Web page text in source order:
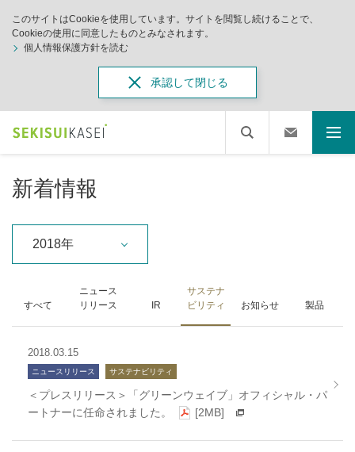
このサイトはCookieを使用しています。サイトを閲覧し続けることで、
Cookieの使用に同意したものとみなされます。
個人情報保護方針を読む
承認して閉じる
新着情報
2018年
すべて
ニュース
リリース
IR
サステナ
ビリティ
お知らせ 製品
2018.03.15
ニュースリリース サステナビリティ
＜プレスリリース＞「グリーンウェイブ」オフィシャル・パ
ートナーに任命されました。
[2MB]